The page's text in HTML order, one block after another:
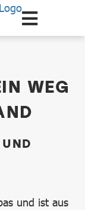
WEG
und ist aus